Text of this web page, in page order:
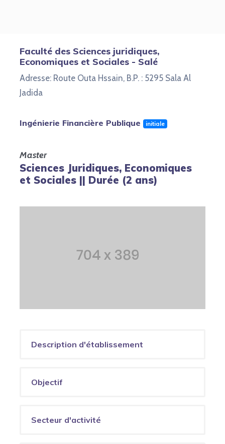
Faculté des Sciences juridiques,
Economiques et Sociales - Salé
Adresse: Route Outa Hssain, B.P. : 5295 Sala Al
Jadida
Ingénierie Financière Publique initiale
Master
Sciences Juridiques, Economiques
et Sociales || Durée (2 ans)
Description d'établissement
Objectif
Secteur d'activité